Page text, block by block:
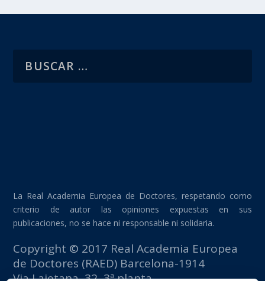
La Real Academia Europea de Doctores, respetando como
criterio de autor las opiniones expuestas en sus
publicaciones, no se hace ni responsable ni solidaria.
Copyright © 2017 Real Academia Europea
de Doctores (RAED) Barcelona-1914